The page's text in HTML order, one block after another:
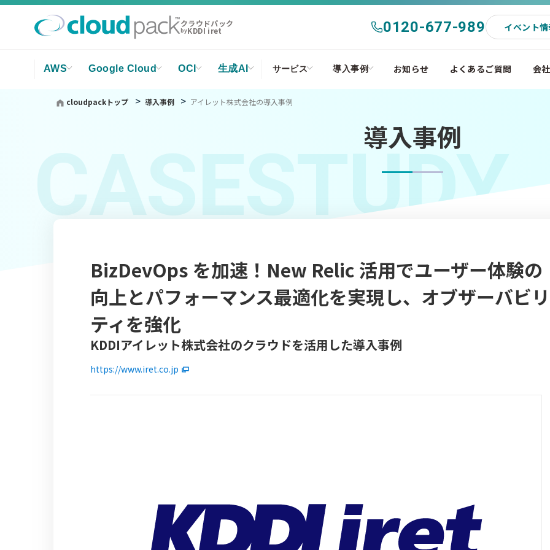
クラウドパック
byKDDI iret 0120-677-989 イベント
AWS Google Cloud OCI 生成AI サービス 導入事例 お知らせ よくあるご質問 会
cloudpackトップ 導入事例 アイレット株式会社の導入事例
導入事例
CASESTUDY
BizDevOps を加速！New Relic 活用でユーザー体験の
向上とパフォーマンス最適化を実現し、オブザーバビリ
ティを強化
KDDIアイレット株式会社のクラウドを活用した導入事例
https://www.iret.co.jp